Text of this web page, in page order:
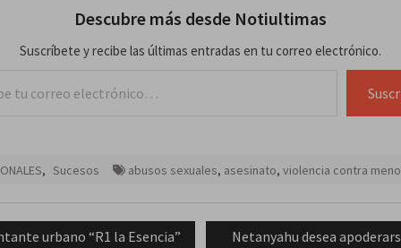
Descubre más desde Notiultimas
Suscríbete y recibe las últimas entradas en tu correo electrónico.
, Sucesos abusos sexuales, asesinato, violencia contra
urbano “R1 la Esencia”
Next
Netanyahu desea